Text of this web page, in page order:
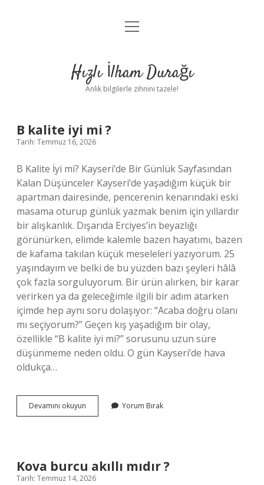
Anasayfa
Yasal Uyarı
menüyü
Hızlı İlham Durağı
Anlık bilgilerle zihnini tazele!
Hızlı
İlham
Durağı
Yazılar
B kalite iyi mi ?
Tarih: Temmuz 16, 2026
B Kalite İyi mi? Kayseri’de Bir Günlük Sayfasından
Kalan Düşünceler Kayseri’de yaşadığım küçük bir
apartman dairesinde, pencerenin kenarındaki eski
masama oturup günlük yazmak benim için yıllardır
bir alışkanlık. Dışarıda Erciyes’in beyazlığı
görünürken, elimde kalemle bazen hayatımı, bazen
de kafama takılan küçük meseleleri yazıyorum. 25
yaşındayım ve belki de bu yüzden bazı şeyleri hâlâ
çok fazla sorguluyorum. Bir ürün alırken, bir karar
verirken ya da geleceğimle ilgili bir adım atarken
içimde hep aynı soru dolaşıyor: “Acaba doğru olanı
mı seçiyorum?” Geçen kış yaşadığım bir olay,
özellikle “B kalite iyi mi?” sorusunu uzun süre
düşünmeme neden oldu. O gün Kayseri’de hava
oldukça…
Devamını okuyun
kalite
Yorum Bırak
Kova burcu akıllı mıdır ?
Tarih: Temmuz 14, 2026